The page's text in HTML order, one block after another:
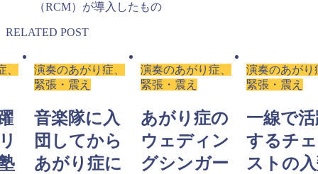
（RCM）が導入したもの
RELATED POST
、
演奏のあがり症、
緊張・震え
音楽隊に入
団してから
あがり症に
演奏のあがり症、
緊張・震え
あがり症の
ウェディン
グシンガー
演奏のあがり
緊張・震え
一線で
するチ
ストの